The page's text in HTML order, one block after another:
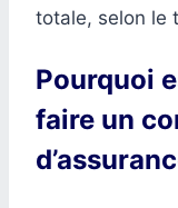
totale, selon le
Pourquoi
faire un